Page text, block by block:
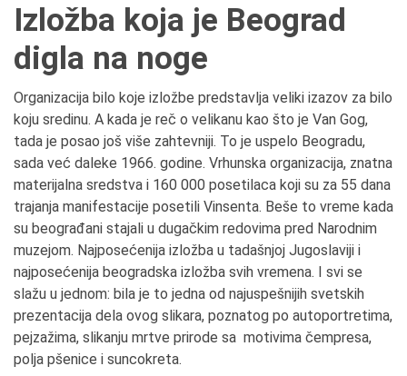
Izložba koja je Beograd
digla na noge
Organizacija bilo koje izložbe predstavlja veliki izazov za bilo
koju sredinu. A kada je reč o velikanu kao što je Van Gog,
tada je posao još više zahtevniji. To je uspelo Beogradu,
sada već daleke 1966. godine. Vrhunska organizacija, znatna
materijalna sredstva i 160 000 posetilaca koji su za 55 dana
trajanja manifestacije posetili Vinsenta. Beše to vreme kada
su beograđani stajali u dugačkim redovima pred Narodnim
muzejom. Najposećenija izložba u tadašnjoj Jugoslaviji i
najposećenija beogradska izložba svih vremena. I svi se
slažu u jednom: bila je to jedna od najuspešnijih svetskih
prezentacija dela ovog slikara, poznatog po autoportretima,
pejzažima, slikanju mrtve prirode sa motivima čempresa,
polja pšenice i suncokreta.